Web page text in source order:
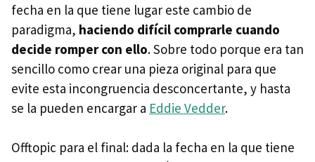
fecha en la que tiene lugar este cambio de
paradigma, haciendo difícil comprarle cuando
decide romper con ello. Sobre todo porque era tan
sencillo como crear una pieza original para que
evite esta incongruencia desconcertante, y hasta
se la pueden encargar a Eddie Vedder.
Offtopic para el final: dada la fecha en la que tiene